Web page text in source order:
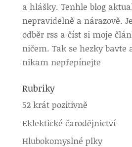
a hlášky. Tenhle blog
nepravidelně a nárazově.
odběr rss a číst si moje
ničem. Tak se hezky bavte
nikam nepřepínejte
Rubriky
52 krát pozitivně
Eklektické čarodějnictví
Hlubokomyslné plky